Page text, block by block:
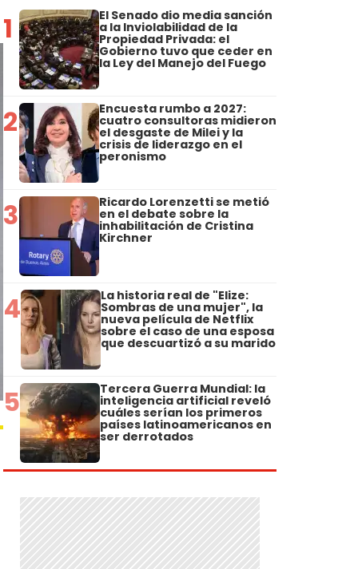
1 El Senado dio media sanción
a la Inviolabilidad de la
Propiedad Privada: el
Gobierno tuvo que ceder en
la Ley del Manejo del Fuego
2 Encuesta rumbo a 2027:
cuatro consultoras midieron
el desgaste de Milei y la
crisis de liderazgo en el
peronismo
3 Ricardo Lorenzetti se metió
en el debate sobre la
inhabilitación de Cristina
Kirchner
4 La historia real de "Elize:
Sombras de una mujer", la
nueva película de Netflix
sobre el caso de una esposa
que descuartizó a su marido
5 Tercera Guerra Mundial: la
inteligencia artificial reveló
cuáles serían los primeros
países latinoamericanos en
ser derrotados